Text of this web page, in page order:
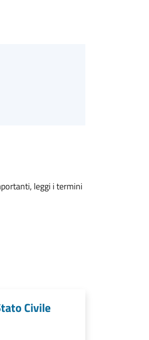
leggi i termini
Civile